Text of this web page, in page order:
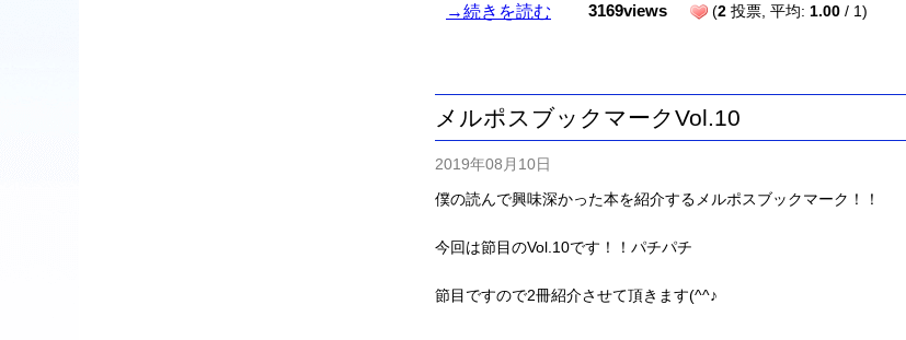
→続きを読む 3169views (2 投票, 平均: 1.00 / 1)
メルポスブックマークVol.10
2019年08月10日
僕の読んで興味深かった本を紹介するメルポスブックマーク！！
今回は節目のVol.10です！！パチパチ
節目ですので2冊紹介させて頂きます(^^♪